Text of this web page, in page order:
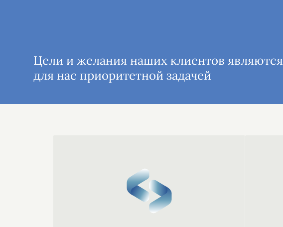
Цели и желания наших клиентов являются
для нас приоритетной задачей